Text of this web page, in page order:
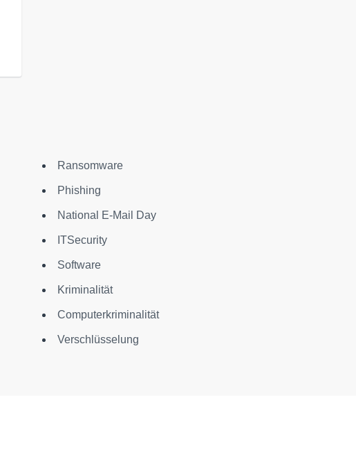
Ransomware
Phishing
National E-Mail Day
ITSecurity
Software
Kriminalität
Computerkriminalität
Verschlüsselung